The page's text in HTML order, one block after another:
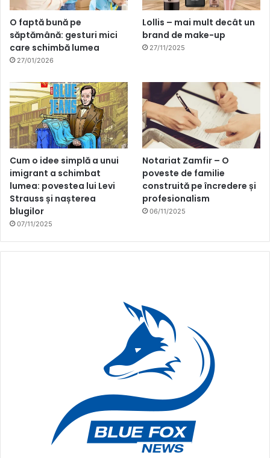
O faptă bună pe
săptămână: gesturi mici
care schimbă lumea
27/01/2026
Lollis – mai mult decât un
brand de make-up
27/11/2025
Cum o idee simplă a unui
imigrant a schimbat
lumea: povestea lui Levi
Strauss și nașterea
blugilor
07/11/2025
Notariat Zamfir – O
poveste de familie
construită pe încredere și
profesionalism
06/11/2025